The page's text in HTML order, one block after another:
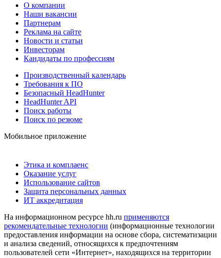
О компании
Наши вакансии
Партнерам
Реклама на сайте
Новости и статьи
Инвесторам
Кандидаты по профессиям
Производственный календарь
Требования к ПО
Безопасный HeadHunter
HeadHunter API
Поиск работы
Поиск по резюме
Мобильное приложение
Этика и комплаенс
Оказание услуг
Использование сайтов
Защита персональных данных
ИТ аккредитация
На информационном ресурсе hh.ru применяются
рекомендательные технологии (информационные технологии
предоставления информации на основе сбора, систематизации
и анализа сведений, относящихся к предпочтениям
пользователей сети «Интернет», находящихся на территории